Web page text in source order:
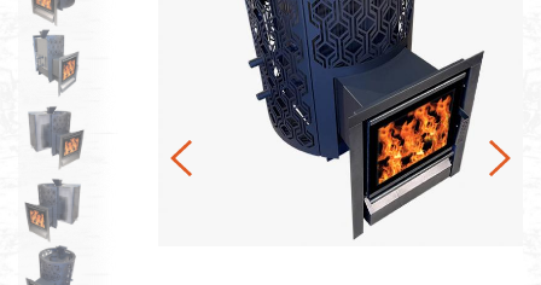
Отопительные печи
Печи и камины BLACK STOVE
Для дачи и отдыха
Аксессуары, дымоходы